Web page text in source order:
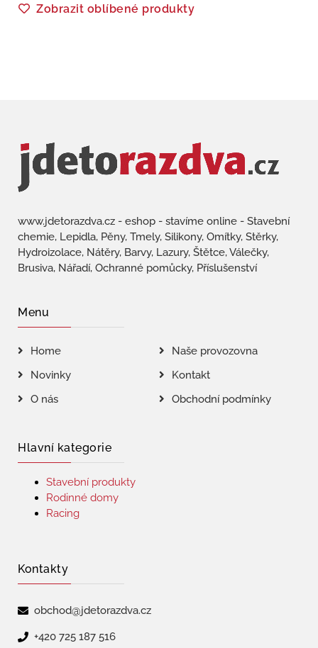
Zobrazit oblíbené produkty
www.jdetorazdva.cz - eshop - stavíme online - Stavební
chemie, Lepidla, Pěny, Tmely, Silikony, Omítky, Stěrky,
Hydroizolace, Nátěry, Barvy, Lazury, Štětce, Válečky,
Brusiva, Nářadí, Ochranné pomůcky, Příslušenství
Menu
Home
Naše provozovna
Novinky
Kontakt
O nás
Obchodní podmínky
Hlavní kategorie
Stavební produkty
Rodinné domy
Racing
Kontakty
obchod@jdetorazdva.cz
+420 725 187 516